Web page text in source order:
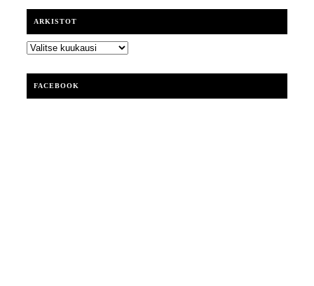
ARKISTOT
ARKISTOT
FACEBOOK